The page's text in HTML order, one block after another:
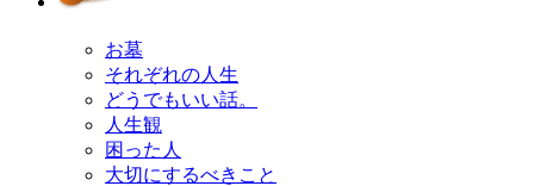
お墓
それぞれの人生
どうでもいい話。
人生観
困った人
大切にするべきこと